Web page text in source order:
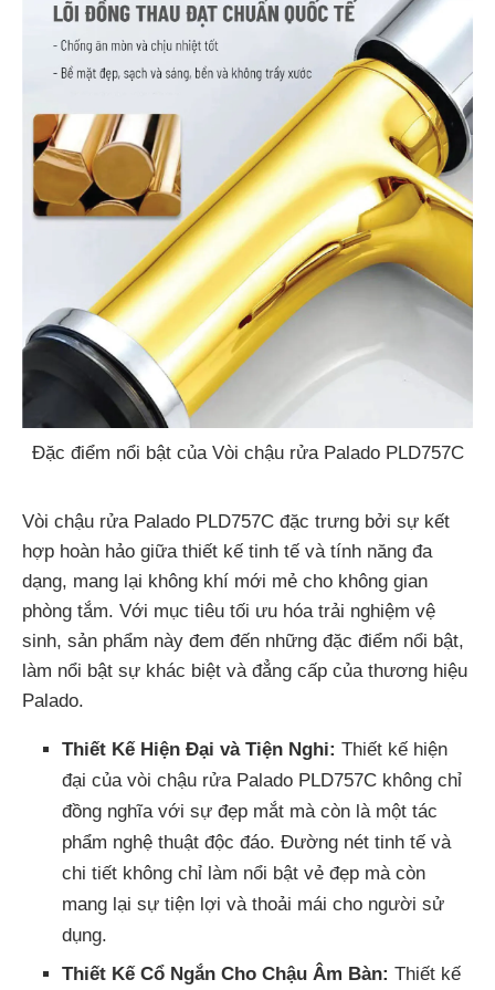
Đặc điểm nổi bật của Vòi chậu rửa Palado PLD757C
Vòi chậu rửa Palado PLD757C đặc trưng bởi sự kết
hợp hoàn hảo giữa thiết kế tinh tế và tính năng đa
dạng, mang lại không khí mới mẻ cho không gian
phòng tắm. Với mục tiêu tối ưu hóa trải nghiệm vệ
sinh, sản phẩm này đem đến những đặc điểm nổi bật,
làm nổi bật sự khác biệt và đẳng cấp của thương hiệu
Palado.
Thiết Kế Hiện Đại và Tiện Nghi: Thiết kế hiện
đại của vòi chậu rửa Palado PLD757C không chỉ
đồng nghĩa với sự đẹp mắt mà còn là một tác
phẩm nghệ thuật độc đáo. Đường nét tinh tế và
chi tiết không chỉ làm nổi bật vẻ đẹp mà còn
mang lại sự tiện lợi và thoải mái cho người sử
dụng.
Thiết Kế Cổ Ngắn Cho Chậu Âm Bàn: Thiết kế